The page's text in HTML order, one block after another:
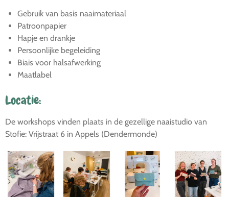
Gebruik van basis naaimateriaal
Patroonpapier
Hapje en drankje
Persoonlijke begeleiding
Biais voor halsafwerking
Maatlabel
Locatie:
De workshops vinden plaats in de gezellige naaistudio van
Stofie: Vrijstraat 6 in Appels (Dendermonde)